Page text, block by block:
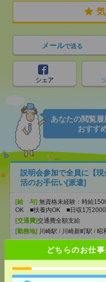
どちらのお仕
メールで送る
シェア
あなたの閲覧
おすす
説明会参加で全員に【
活のお手伝い[派遣]
[給 与] 無資格未経験：時給
OK ■扶養内OK ■日収1万2000
[交通費]交通費全額支給
[勤務地] 川崎駅 / 川崎新町駅 / 昭
【オープニング募集】
いも仕事の1つ[派遣]